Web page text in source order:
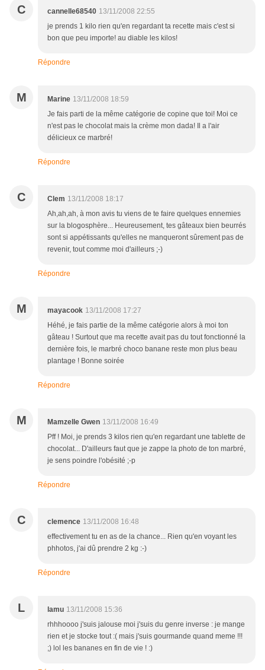
C cannelle68540 13/11/2008 22:55
je prends 1 kilo rien qu'en regardant ta recette mais c'est si
bon que peu importe! au diable les kilos!
Répondre
M Marine 13/11/2008 18:59
Je fais parti de la même catégorie de copine que toi! Moi ce
n'est pas le chocolat mais la crème mon dada! Il a l'air
délicieux ce marbré!
Répondre
C Clem 13/11/2008 18:17
Ah,ah,ah, à mon avis tu viens de te faire quelques ennemies
sur la blogosphère... Heureusement, tes gâteaux bien beurrés
sont si appétissants qu'elles ne manqueront sûrement pas de
revenir, tout comme moi d'ailleurs ;-)
Répondre
M mayacook 13/11/2008 17:27
Héhé, je fais partie de la même catégorie alors à moi ton
gâteau ! Surtout que ma recette avait pas du tout fonctionné la
dernière fois, le marbré choco banane reste mon plus beau
plantage ! Bonne soirée
Répondre
M Mamzelle Gwen 13/11/2008 16:49
Pff ! Moi, je prends 3 kilos rien qu'en regardant une tablette de
chocolat... D'ailleurs faut que je zappe la photo de ton marbré,
je sens poindre l'obésité ;-p
Répondre
C clemence 13/11/2008 16:48
effectivement tu en as de la chance... Rien qu'en voyant les
phhotos, j'ai dû prendre 2 kg :-)
Répondre
L lamu 13/11/2008 15:36
rhhhoooo j'suis jalouse moi j'suis du genre inverse : je mange
rien et je stocke tout :( mais j'suis gourmande quand meme !!!
;) lol les bananes en fin de vie ! :)